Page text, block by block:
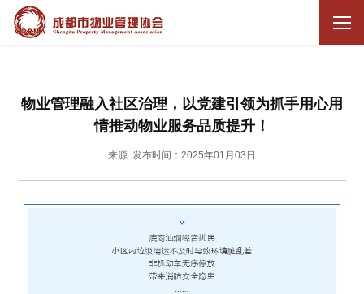
物业管理融入社区治理，以党建引领为抓手用心用
情推动物业服务品质提升！
来源: 发布时间：2025年01月03日